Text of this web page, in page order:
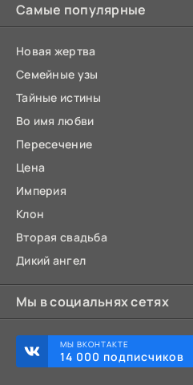
Самые популярные
Новая жертва
Семейные узы
Тайные истины
Во имя любви
Пересечение
Цена
Империя
Клон
Вторая свадьба
Дикий ангел
Мы в социальнях сетях
МЫ ВКОНТАКТЕ
14 000 подписчиков